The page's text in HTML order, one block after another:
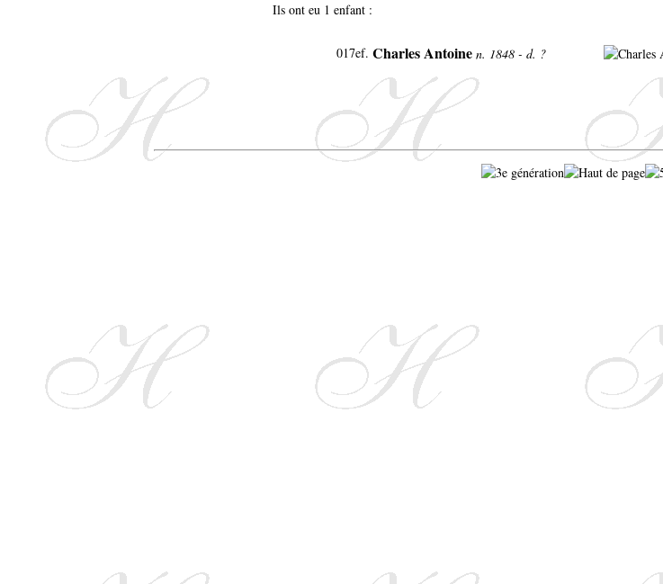
Ils ont eu 1 enfant :
017ef. Charles Antoine n. 1848 - d. ?